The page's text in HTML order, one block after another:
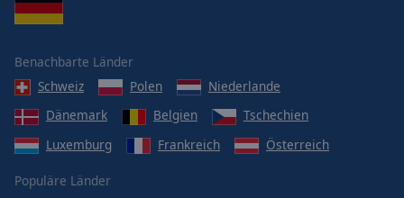
rbb 88.8
Antenne Brandenburg
Radio 3
Benachbarte Länder
Schweiz
Polen
Niederlande
Dänemark
Belgien
Tschechien
Luxemburg
Frankreich Österreich
Populäre Länder